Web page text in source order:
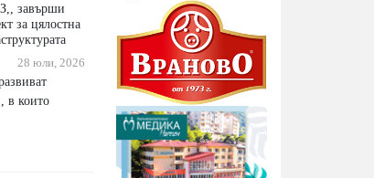
завърши
за цялостна
28 юли, 2026
в които